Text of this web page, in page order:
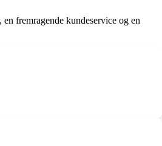
fremragende kundeservice og en